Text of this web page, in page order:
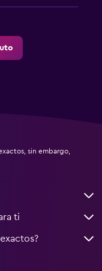
sin embargo,
ti